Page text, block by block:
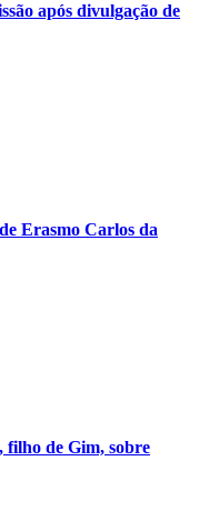
após divulgação de
Erasmo Carlos da
de Gim, sobre